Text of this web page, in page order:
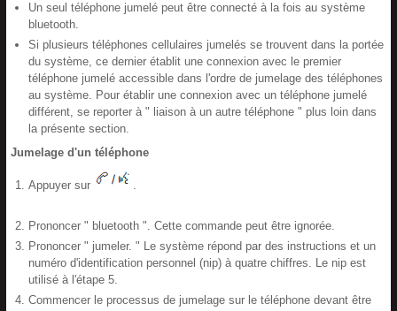
Un seul téléphone jumelé peut être connecté à la fois au système
bluetooth.
Si plusieurs téléphones cellulaires jumelés se trouvent dans la portée
du système, ce dernier établit une connexion avec le premier
téléphone jumelé accessible dans l'ordre de jumelage des téléphones
au système. Pour établir une connexion avec un téléphone jumelé
différent, se reporter à " liaison à un autre téléphone " plus loin dans
la présente section.
Jumelage d'un téléphone
Appuyer sur .
Prononcer " bluetooth ". Cette commande peut être ignorée.
Prononcer " jumeler. " Le système répond par des instructions et un
numéro d'identification personnel (nip) à quatre chiffres. Le nip est
utilisé à l'étape 5.
Commencer le processus de jumelage sur le téléphone devant être